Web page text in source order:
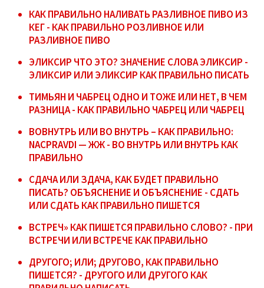
КАК ПРАВИЛЬНО НАЛИВАТЬ РАЗЛИВНОЕ ПИВО ИЗ
КЕГ - КАК ПРАВИЛЬНО РОЗЛИВНОЕ ИЛИ
РАЗЛИВНОЕ ПИВО
ЭЛИКСИР ЧТО ЭТО? ЗНАЧЕНИЕ СЛОВА ЭЛИКСИР -
ЭЛИКСИР ИЛИ ЭЛИКСИР КАК ПРАВИЛЬНО ПИСАТЬ
ТИМЬЯН И ЧАБРЕЦ ОДНО И ТОЖЕ ИЛИ НЕТ, В ЧЕМ
РАЗНИЦА - КАК ПРАВИЛЬНО ЧАБРЕЦ ИЛИ ЧАБРЕЦ
ВОВНУТРЬ ИЛИ ВО ВНУТРЬ – КАК ПРАВИЛЬНО:
NACPRAVDI — ЖЖ - ВО ВНУТРЬ ИЛИ ВНУТРЬ КАК
ПРАВИЛЬНО
СДАЧА ИЛИ ЗДАЧА, КАК БУДЕТ ПРАВИЛЬНО
ПИСАТЬ? ОБЪЯСНЕНИЕ И ОБЪЯСНЕНИЕ - СДАТЬ
ИЛИ СДАТЬ КАК ПРАВИЛЬНО ПИШЕТСЯ
ВСТРЕЧ» КАК ПИШЕТСЯ ПРАВИЛЬНО СЛОВО? - ПРИ
ВСТРЕЧИ ИЛИ ВСТРЕЧЕ КАК ПРАВИЛЬНО
ДРУГОГО; ИЛИ; ДРУГОВО, КАК ПРАВИЛЬНО
ПИШЕТСЯ? - ДРУГОГО ИЛИ ДРУГОГО КАК